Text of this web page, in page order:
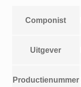
Componist
Uitgever
Productienummer